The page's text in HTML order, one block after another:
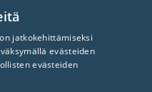
jatkokehittämiseksi
evästeiden
evästeiden